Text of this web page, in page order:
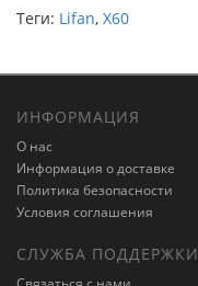
Теги: Lifan, X60
ИНФОРМАЦИЯ
О нас
Информация о доставке
Политика безопасности
Условия соглашения
СЛУЖБА ПОДДЕРЖКИ